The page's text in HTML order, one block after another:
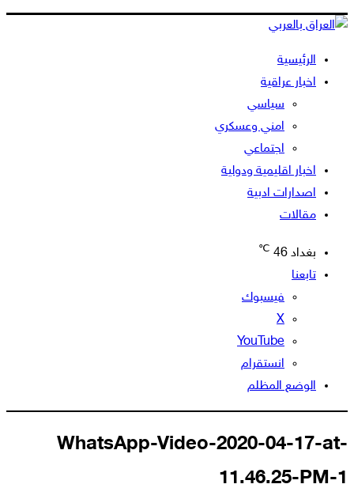
الرئيسية
اخبار عراقية
سياسي
امني وعسكري
اجتماعي
اخبار اقليمية ودولية
اصدارات ادبية
مقالات
بغداد 46
℃
تابعنا
فيسبوك
‫X
‫YouTube
انستقرام
الوضع المظلم
WhatsApp-Video-2020-04-17-at-
11.46.25-PM-1